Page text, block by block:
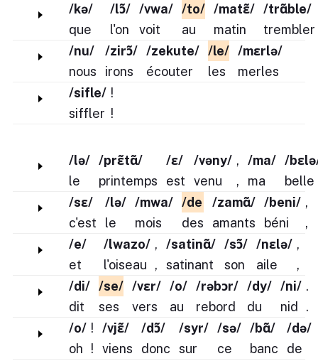
/kə/
que
/lɔ̃/
l'on
/vwa/
voit
/to/
au
/matɛ̃/
matin
/trɑ̃ble/
trembler
/nu/
nous
/zirɔ̃/
irons
/zekute/
écouter
/le/
les
/mɛrlə/
merles
/sifle/
siffler
!
!
/lə/
le
/prɛ̃tɑ̃/
printemps
/ɛ/
est
/vəny/
venu
,
,
/ma/
ma
/
belle
/sε/
c'est
/lə/
le
/mwa/
mois
/de
des
/zamɑ̃/
amants
/beni/
béni
,
,
/e/
et
/lwazo/
l'oiseau
,
,
/satinɑ̃/
satinant
/sɔ̃/
son
/nɛlə/
aile
,
,
/di/
dit
/se/
ses
/vɛr/
vers
/o/
au
/rəbɔr/
rebord
/dy/
du
/ni/
nid
.
.
/o/
oh
!
!
/vjɛ̃/
viens
/dɔ̃/
donc
/syr/
sur
/sə/
ce
/bɑ̃/
banc
/də/
de